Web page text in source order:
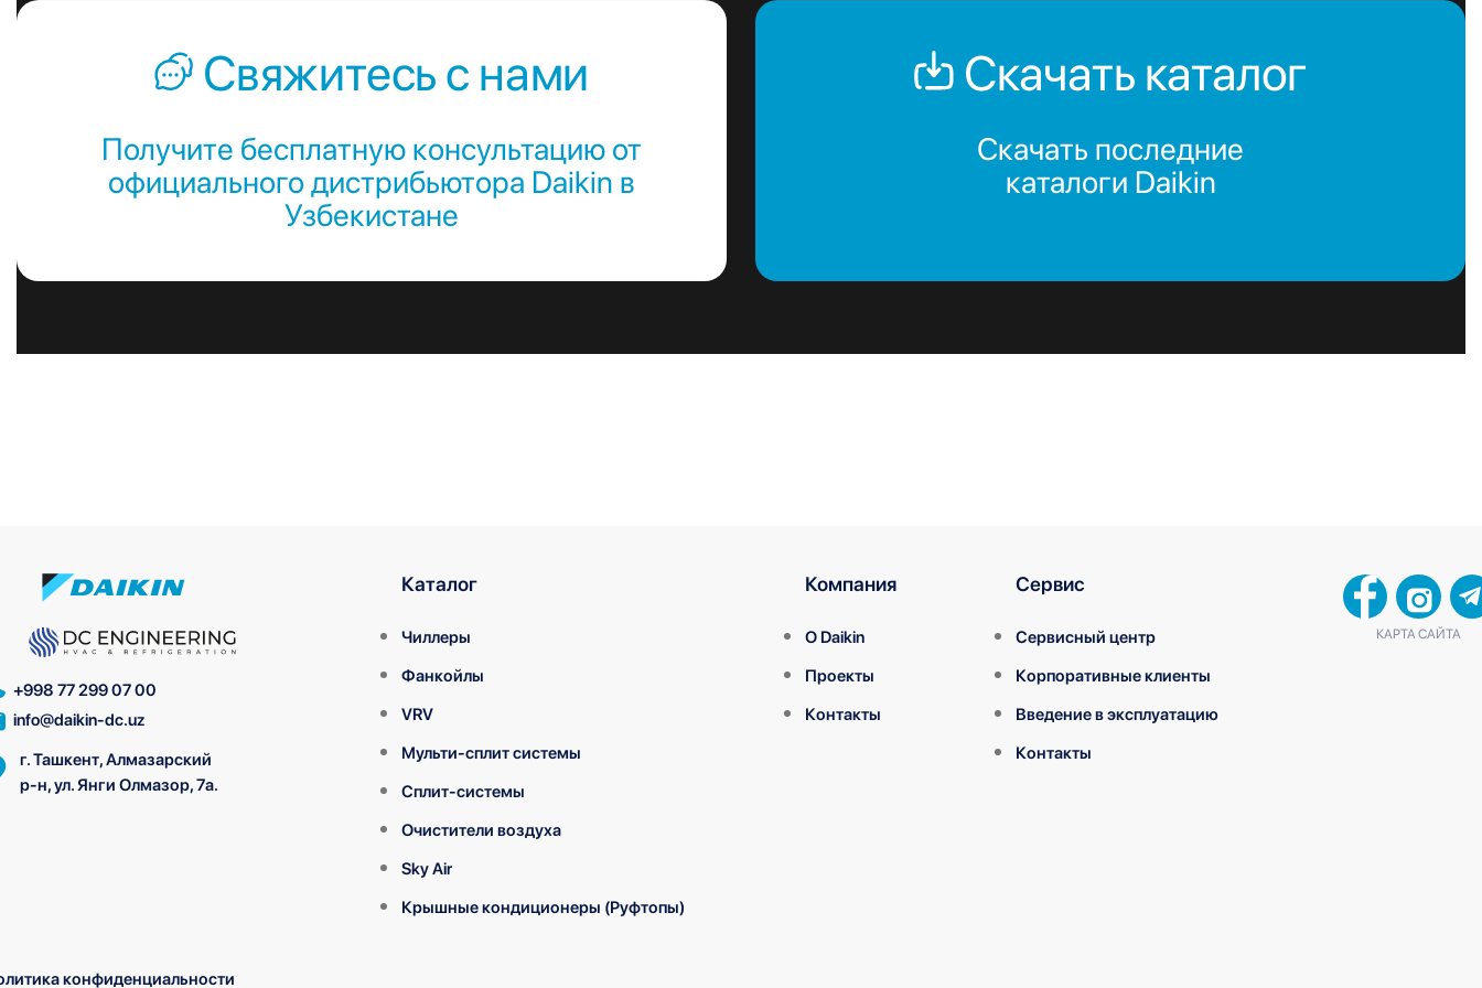
Свяжитесь с нами
Получите бесплатную консультацию от
официального дистрибьютора Daikin в
Узбекистане
Скачать каталог
Скачать последние
каталоги Daikin
+998 77 299 07 00
info@daikin-dc.uz
г. Ташкент, Алмазарский
р-н, ул. Янги Олмазор, 7а.
Каталог
Чиллеры
Фанкойлы
VRV
Мульти-сплит системы
Сплит-системы
Очистители воздуха
Sky Air
Крышные кондиционеры (Руфтопы)
Компания
О Daikin
Проекты
Контакты
Сервис
Сервисный центр
Корпоративные клиенты
Введение в эксплуатацию
Контакты
КАРТА САЙТА
конфиденциальности